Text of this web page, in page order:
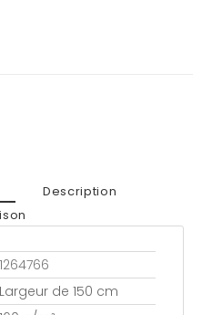
Description
1264766
Largeur de 150 cm